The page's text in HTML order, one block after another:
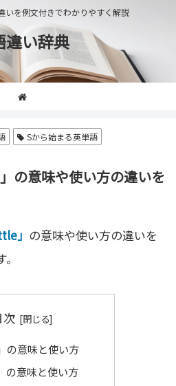
いを例文付きでわかりやすく解説
違い辞典
Sから始まる英単語
の意味や使い方の違いを
」 の意味や使い方の違いを
次
の意味と使い方
の意味と使い方